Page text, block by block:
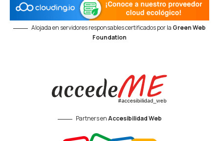
Alojada en servidores responsables certificados por la Green Web
Foundation
Partners enAccesibilidad Web